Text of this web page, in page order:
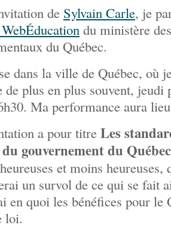
de Sylvain Carle, je
du ministère
du Québec.
dans la ville de Québec, où
de plus en plus souvent,
Ma performance aura
a pour titre Les
gouvernement du Québec
et moins
un survol de ce qui se fait
en quoi les bénéfices pour le
loi.